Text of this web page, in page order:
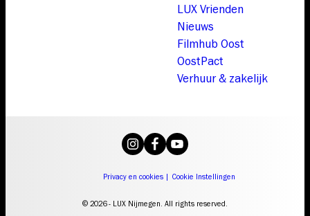
LUX Vrienden
Nieuws
Filmhub Oost
OostPact
Verhuur & zakelijk
Privacy en cookies | Cookie Instellingen
© 2026 - LUX Nijmegen. All rights reserved.